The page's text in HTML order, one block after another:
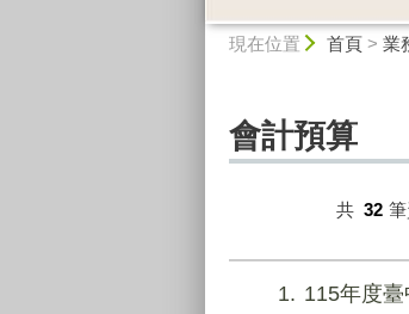
現在位置 首頁> 業
會計預算
共 32
1 115年度